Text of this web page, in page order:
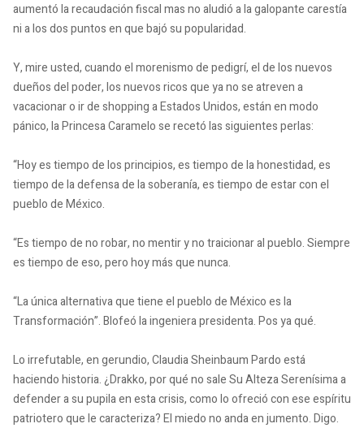
aumentó la recaudación fiscal mas no aludió a la galopante carestía
ni a los dos puntos en que bajó su popularidad.
Y, mire usted, cuando el morenismo de pedigrí, el de los nuevos
dueños del poder, los nuevos ricos que ya no se atreven a
vacacionar o ir de shopping a Estados Unidos, están en modo
pánico, la Princesa Caramelo se recetó las siguientes perlas:
“Hoy es tiempo de los principios, es tiempo de la honestidad, es
tiempo de la defensa de la soberanía, es tiempo de estar con el
pueblo de México.
“Es tiempo de no robar, no mentir y no traicionar al pueblo. Siempre
es tiempo de eso, pero hoy más que nunca.
“La única alternativa que tiene el pueblo de México es la
Transformación”. Blofeó la ingeniera presidenta. Pos ya qué.
Lo irrefutable, en gerundio, Claudia Sheinbaum Pardo está
haciendo historia. ¿Drakko, por qué no sale Su Alteza Serenísima a
defender a su pupila en esta crisis, como lo ofreció con ese espíritu
patriotero que le caracteriza? El miedo no anda en jumento. Digo.